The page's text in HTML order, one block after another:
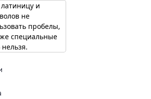
101-13-25
и
не
пробелы,
специальные
нельзя.